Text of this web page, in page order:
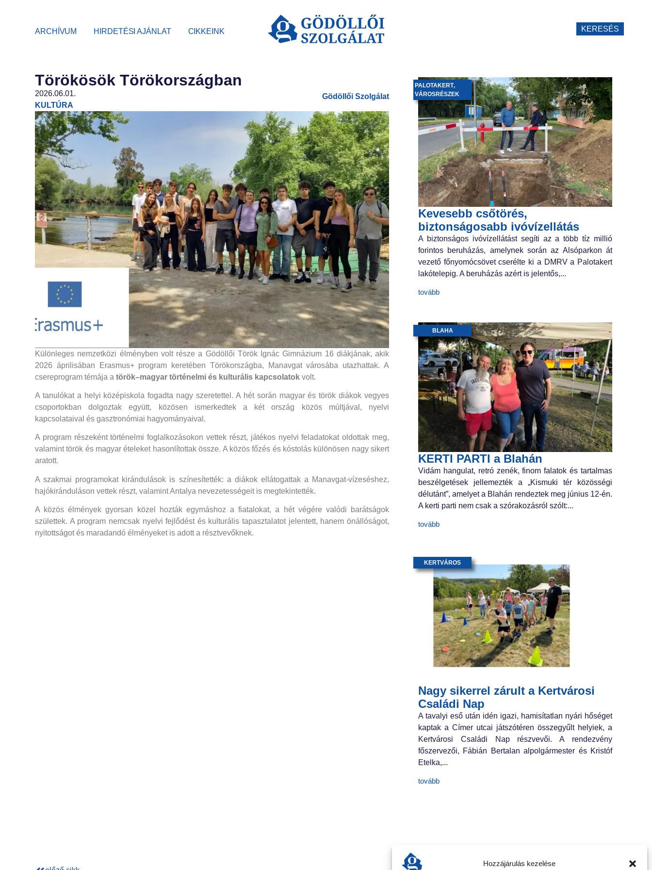
Hozzájárulás kezelése
ARCHÍVUM HIRDETÉSI AJÁNLAT CIKKEINK KERESÉS
Törökösök Törökországban
2026.06.01.
KULTÚRA
Gödöllői Szolgálat
Különleges nemzetközi élményben volt része a Gödöllői Török Ignác Gimnázium 16 diákjának, akik
2026 áprilisában Erasmus+ program keretében Törökországba, Manavgat városába utazhattak. A
csereprogram témája a török–magyar történelmi és kulturális kapcsolatok volt.
A tanulókat a helyi középiskola fogadta nagy szeretettel. A hét során magyar és török diákok vegyes
csoportokban dolgoztak együtt, közösen ismerkedtek a két ország közös múltjával, nyelvi
kapcsolataival és gasztronómiai hagyományaival.
A program részeként történelmi foglalkozásokon vettek részt, játékos nyelvi feladatokat oldottak meg,
valamint török és magyar ételeket hasonlítottak össze. A közös főzés és kóstolás különösen nagy sikert
aratott.
A szakmai programokat kirándulások is színesítették: a diákok ellátogattak a Manavgat-vízeséshez,
hajókiránduláson vettek részt, valamint Antalya nevezetességeit is megtekintették.
A közös élmények gyorsan közel hozták egymáshoz a fiatalokat, a hét végére valódi barátságok
születtek. A program nemcsak nyelvi fejlődést és kulturális tapasztalatot jelentett, hanem önállóságot,
nyitottságot és maradandó élményeket is adott a résztvevőknek.
Kevesebb csőtörés,
biztonságosabb ivóvízellátás
PALOTAKERT,
VÁROSRÉSZEK
A biztonságos ivóvízellátást segíti az a több tíz millió
forintos beruházás, amelynek során az Alsóparkon át
vezető főnyomócsövet cserélte ki a DMRV a Palotakert
lakótelepig. A beruházás azért is jelentős,...
tovább
KERTI PARTI a Blahán
BLAHA
Vidám hangulat, retró zenék, finom falatok és tartalmas
beszélgetések jellemezték a „Kismuki tér közösségi
délutánt”, amelyet a Blahán rendeztek meg június 12-én.
A kerti parti nem csak a szórakozásról szólt:...
tovább
Nagy sikerrel zárult a Kertvárosi
Családi Nap
KERTVÁROS
A tavalyi eső után idén igazi, hamisítatlan nyári hőséget
kaptak a Címer utcai játszótéren összegyűlt helyiek, a
Kertvárosi Családi Nap részvevői. A rendezvény
főszervezői, Fábián Bertalan alpolgármester és Kristóf
Etelka,...
tovább